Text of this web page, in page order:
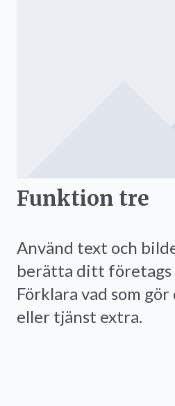
Funktion tre
Använd text och
berätta ditt företags
Förklara vad som
eller tjänst extra.